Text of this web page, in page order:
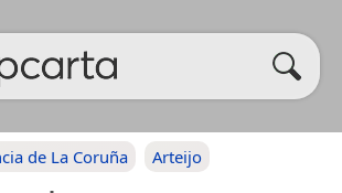
de La Coruña Arteijo